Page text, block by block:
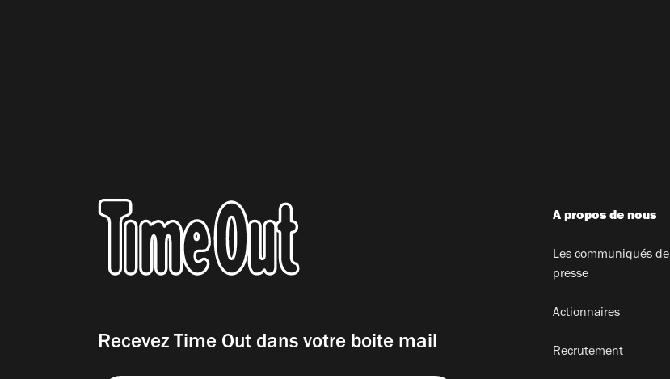
Recevez Time Out dans votre boite mail
A propos de nous
Les communiqués de
presse
Actionnaires
Recrutement